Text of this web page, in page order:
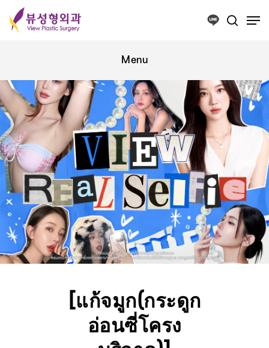
[แก้จมูก(กระดูก
อ่อนซี่โครง